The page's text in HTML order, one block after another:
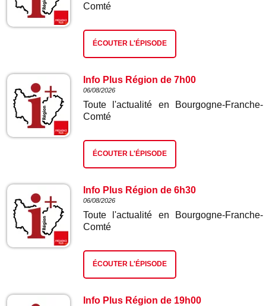
Comté
ÉCOUTER L'ÉPISODE
Info Plus Région de 7h00
06/08/2026
Toute l'actualité en Bourgogne-Franche-
Comté
ÉCOUTER L'ÉPISODE
Info Plus Région de 6h30
06/08/2026
Toute l'actualité en Bourgogne-Franche-
Comté
ÉCOUTER L'ÉPISODE
Info Plus Région de 19h00